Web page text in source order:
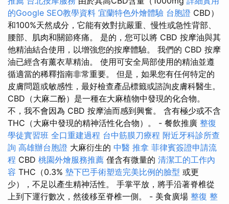
的Google SEO教學資料 宜蘭特色外燴體驗 台胞證 CBD）
和100%天然成分，它能有效對抗嚴重、慢性或急性背部、
腰部、肌肉和關節疼痛。 是的，您可以將 CBD 按摩油與其
他精油結合使用，以增強您的按摩體驗。 我們的 CBD 按摩
油已經含有薰衣草精油。 使用可安全局部使用的精油並遵
循適當的稀釋指南非常重要。 但是，如果您有任何特定的
皮膚問題或敏感性，最好檢查產品標籤或諮詢皮膚科醫生。
CBD（大麻二酚）是一種在大麻植物中發現的化合物。
不，我不會因為 CBD 按摩油而感到興奮。 含有極少或不含
THC（大麻中發現的精神活性化合物）。 - 餐飲推廣 整復
學徒實習班 全口重建過程 台中筋膜刀療程 附近牙科診所查
詢 高雄辦台胞證 大麻衍生的 中醫 推拿 菲律賓簽證申請流
程 CBD 桃園外燴服務推薦 僅含有微量的 清潔工的工作內
容 THC（0.3% 墊下巴手術塑造完美比例的臉型 或更
少），不足以產生精神活性。 手掌平放，將手沿著脊椎從
上到下運行數次，然後移至脊椎一側。 - 美食廣場 整復 整